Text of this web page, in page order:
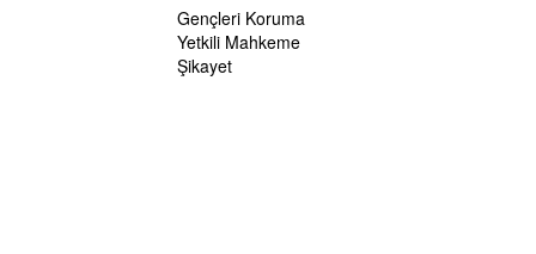
Gençleri Koruma
Yetkili Mahkeme
Şikayet